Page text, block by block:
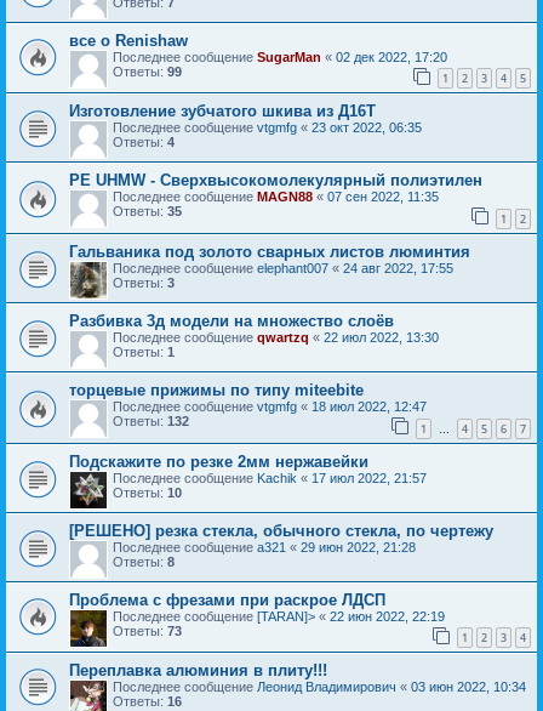
все о Renishaw
Последнее сообщение SugarMan « 02 дек 2022, 17:20
Ответы: 99 1 2 3 4 5
Изготовление зубчатого шкива из Д16Т
Последнее сообщение vtgmfg « 23 окт 2022, 06:35
Ответы: 4
PE UHMW - Сверхвысокомолекулярный полиэтилен
Последнее сообщение MAGN88 « 07 сен 2022, 11:35
Ответы: 35 1 2
Гальваника под золото сварных листов люминтия
Последнее сообщение elephant007 « 24 авг 2022, 17:55
Ответы: 3
Разбивка 3д модели на множество слоёв
Последнее сообщение qwartzq « 22 июл 2022, 13:30
Ответы: 1
торцевые прижимы по типу miteebite
Последнее сообщение vtgmfg « 18 июл 2022, 12:47
Ответы: 132 1 4 5 6 7
Подскажите по резке 2мм нержавейки
Последнее сообщение Kachik « 17 июл 2022, 21:57
Ответы: 10
[РЕШЕНО] резка стекла, обычного стекла, по чертежу
Последнее сообщение a321 « 29 июн 2022, 21:28
Ответы: 8
Проблема с фрезами при раскрое ЛДСП
Последнее сообщение [TARAN]> « 22 июн 2022, 22:19
Ответы: 73 1 2 3 4
Переплавка алюминия в плиту!!!
Последнее сообщение Леонид Владимирович « 03 июн 2022, 10:34
Ответы: 16